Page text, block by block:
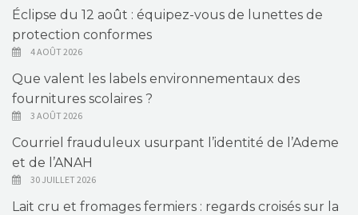
Éclipse du 12 août : équipez-vous de lunettes de
protection conformes
4 AOÛT 2026
Que valent les labels environnementaux des
fournitures scolaires ?
3 AOÛT 2026
Courriel frauduleux usurpant l’identité de l’Ademe
et de l’ANAH
30 JUILLET 2026
Lait cru et fromages fermiers : regards croisés sur la